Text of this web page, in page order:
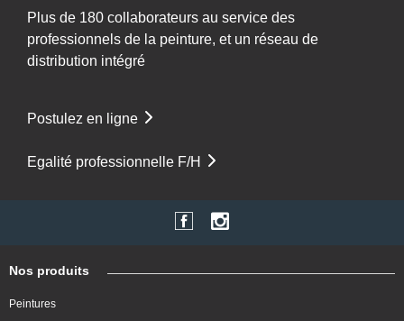
Plus de 180 collaborateurs au service des
professionnels de la peinture, et un réseau de
distribution intégré
Postulez en ligne
Egalité professionnelle F/H
Nos produits
Peintures